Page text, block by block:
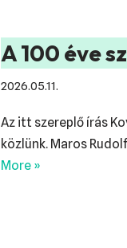
A 100 éve
2026.05.11.
Az itt szereplő írás
közlünk. Maros
More »